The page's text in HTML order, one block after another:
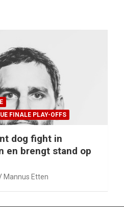
FINALE PLAY-OFFS
dog fight in
en brengt stand op
Mannus Etten